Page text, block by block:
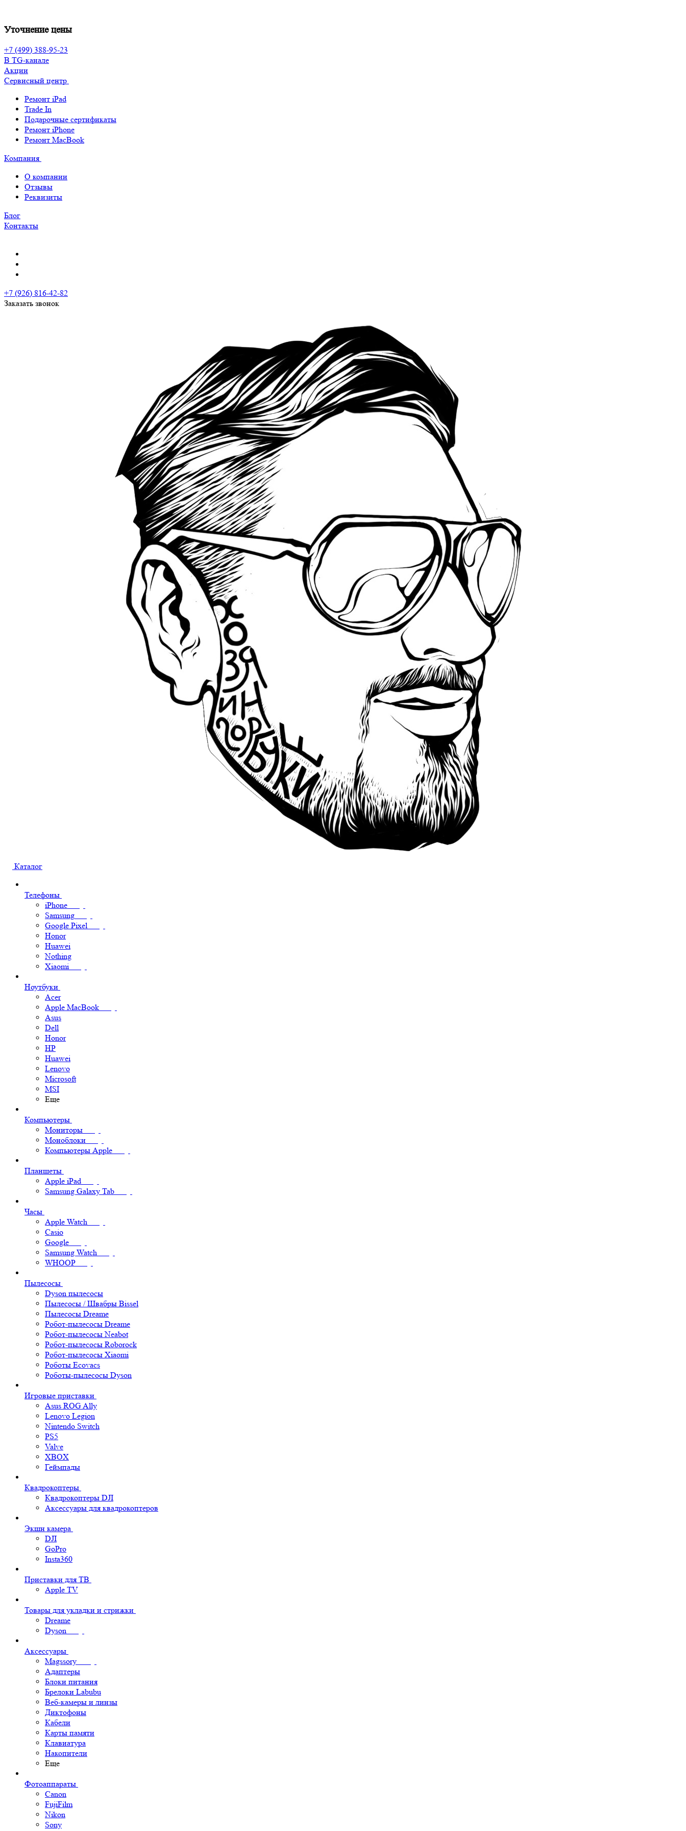
Уточнение цены
+7 (499) 388-95-23
В TG-канале
Акции
Сервисный центр
Ремонт iPad
Trade In
Подарочные сертификаты
Ремонт iPhone
Ремонт MacBook
Компания
О компании
Отзывы
Реквизиты
Блог
Контакты
+7 (926) 816-42-82
Заказать звонок
Каталог
Телефоны
iPhone
Samsung
Google Pixel
Honor
Huawei
Nothing
Xiaomi
Ноутбуки
Acer
Apple MacBook
Asus
Dell
Honor
HP
Huawei
Lenovo
Microsoft
MSI
Еще
Компьютеры
Мониторы
Моноблоки
Компьютеры Apple
Планшеты
Apple iPad
Samsung Galaxy Tab
Часы
Apple Watch
Casio
Google
Samsung Watch
WHOOP
Пылесосы
Dyson пылесосы
Пылесосы / Швабры Bissel
Пылесосы Dreame
Робот-пылесосы Dreame
Робот-пылесосы Neabot
Робот-пылесосы Roborock
Робот-пылесосы Xiaomi
Роботы Ecovacs
Роботы-пылесосы Dyson
Игровые приставки
Asus ROG Ally
Lenovo Legion
Nintendo Switch
PS5
Valve
XBOX
Геймпады
Квадрокоптеры
Квадрокоптеры DJI
Аксессуары для квадрокоптеров
Экшн камера
DJI
GoPro
Insta360
Приставки для ТВ
Apple TV
Товары для укладки и стрижки
Dreame
Dyson
Аксессуары
Magssory
Адаптеры
Блоки питания
Брелоки Labubu
Веб-камеры и линзы
Диктофоны
Кабели
Карты памяти
Клавиатура
Накопители
Еще
Фотоаппараты
Canon
FujiFilm
Nikon
Sony